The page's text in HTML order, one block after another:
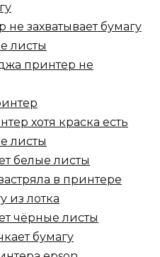
не захватывает бумагу
листы
принтер не
хотя краска есть
листы
белые листы
в принтере
из лотка
чёрные листы
бумагу